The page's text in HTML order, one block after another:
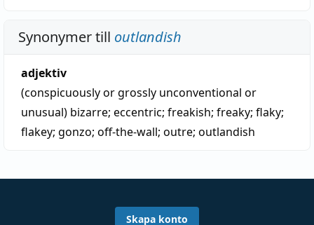
Synonymer till outlandish
adjektiv
(conspicuously or grossly unconventional or
unusual) bizarre; eccentric; freakish; freaky; flaky;
flakey; gonzo; off-the-wall; outre; outlandish
Skapa konto